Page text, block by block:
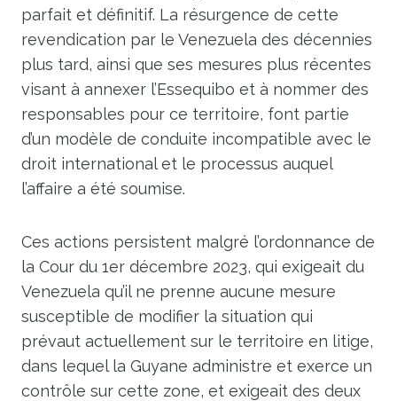
parfait et définitif. La résurgence de cette
revendication par le Venezuela des décennies
plus tard, ainsi que ses mesures plus récentes
visant à annexer l’Essequibo et à nommer des
responsables pour ce territoire, font partie
d’un modèle de conduite incompatible avec le
droit international et le processus auquel
l’affaire a été soumise.
Ces actions persistent malgré l’ordonnance de
la Cour du 1er décembre 2023, qui exigeait du
Venezuela qu’il ne prenne aucune mesure
susceptible de modifier la situation qui
prévaut actuellement sur le territoire en litige,
dans lequel la Guyane administre et exerce un
contrôle sur cette zone, et exigeait des deux